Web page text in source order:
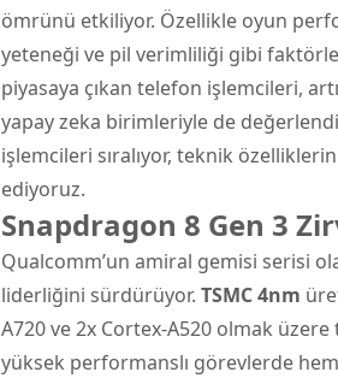
ömrünü etkiliyor. Özellikle oyun
yeteneği ve pil verimliliği gibi
piyasaya çıkan telefon işlemcileri,
yapay zeka birimleriyle de
işlemcileri sıralıyor, teknik
ediyoruz.
Snapdragon 8 Gen 3
Qualcomm’un amiral gemisi serisi
liderliğini sürdürüyor. TSMC 4nm
A720 ve 2x Cortex-A520 olmak
yüksek performanslı görevlerde